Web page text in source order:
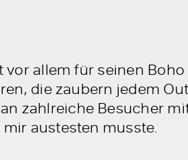
vor allem für seinen
die zaubern jedem
zahlreiche Besucher
austesten musste.